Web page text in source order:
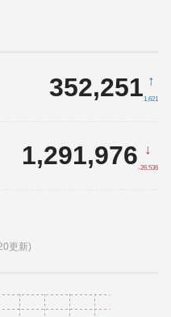
352,251 ↑
1,621
1,291,976 ↓
-26,536
更新)